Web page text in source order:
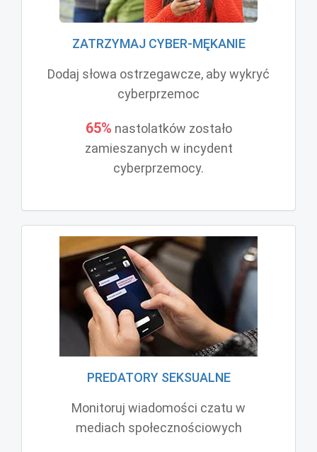
ZATRZYMAJ CYBER-MĘKANIE
Dodaj słowa ostrzegawcze, aby wykryć
cyberprzemoc
65% nastolatków zostało
zamieszanych w incydent
cyberprzemocy.
PREDATORY SEKSUALNE
Monitoruj wiadomości czatu w
mediach społecznościowych